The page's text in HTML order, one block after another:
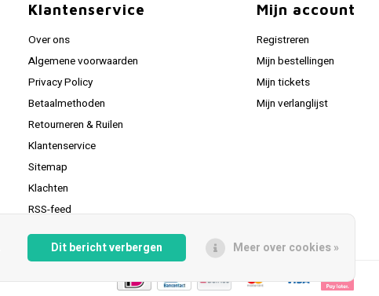
Klantenservice
Over ons
Algemene voorwaarden
Privacy Policy
Betaalmethoden
Retourneren & Ruilen
Klantenservice
Sitemap
Klachten
RSS-feed
Mijn account
Registreren
Mijn bestellingen
Mijn tickets
Mijn verlanglijst
Dit bericht verbergen Meer over cookies »